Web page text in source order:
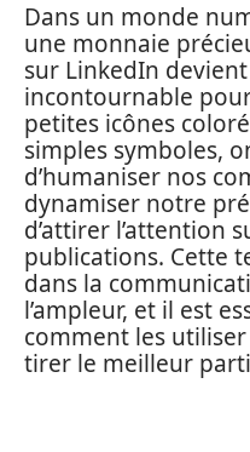
Dans un monde
une monnaie
sur LinkedIn
incontournable
petites icônes
simples symboles,
d’humaniser nos
dynamiser notre
d’attirer l’attention
publications. Cette
dans la
l’ampleur, et il est
comment les
tirer le meilleur